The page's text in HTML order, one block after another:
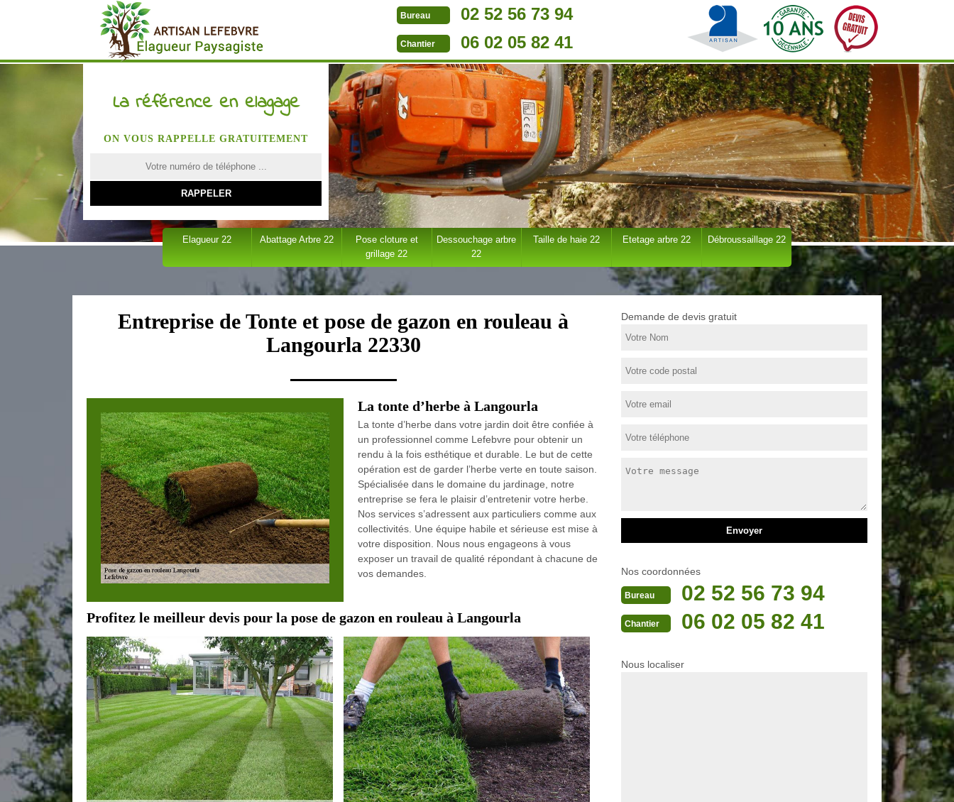
Bureau 02 52 56 73 94
Chantier 06 02 05 82 41
La référence en elagage
ON VOUS RAPPELLE GRATUITEMENT
Elagueur 22 Abattage Arbre 22
Pose cloture et
grillage 22
Dessouchage arbre
22
Taille de haie 22 Etetage arbre 22 Débroussaillage 22
Entreprise de Tonte et pose de gazon en rouleau à
Langourla 22330
La tonte d’herbe à Langourla
La tonte d’herbe dans votre jardin doit être confiée à
un professionnel comme Lefebvre pour obtenir un
rendu à la fois esthétique et durable. Le but de cette
opération est de garder l’herbe verte en toute saison.
Spécialisée dans le domaine du jardinage, notre
entreprise se fera le plaisir d’entretenir votre herbe.
Nos services s’adressent aux particuliers comme aux
collectivités. Une équipe habile et sérieuse est mise à
votre disposition. Nous nous engageons à vous
exposer un travail de qualité répondant à chacune de
vos demandes.
Profitez le meilleur devis pour la pose de gazon en rouleau à Langourla
Demande de devis gratuit
Nos coordonnées
Bureau 02 52 56 73 94
Chantier 06 02 05 82 41
Nous localiser